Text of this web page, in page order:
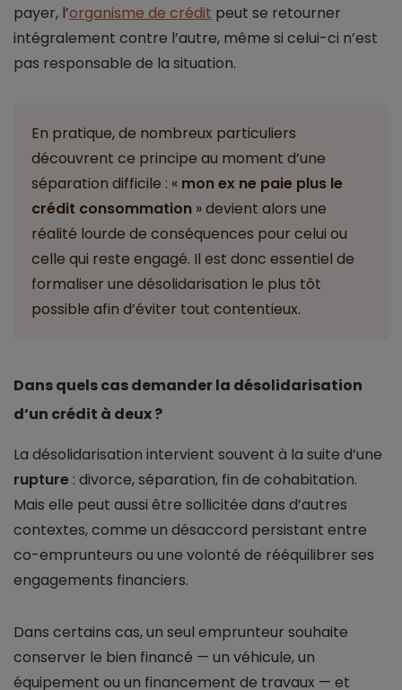
payer, l’organisme de crédit peut se retourner
intégralement contre l’autre, même si celui-ci n’est
pas responsable de la situation.
En pratique, de nombreux particuliers
découvrent ce principe au moment d’une
séparation difficile : « mon ex ne paie plus le
crédit consommation » devient alors une
réalité lourde de conséquences pour celui ou
celle qui reste engagé. Il est donc essentiel de
formaliser une désolidarisation le plus tôt
possible afin d’éviter tout contentieux.
Dans quels cas demander la désolidarisation
d’un crédit à deux ?
La désolidarisation intervient souvent à la suite d’une
rupture : divorce, séparation, fin de cohabitation.
Mais elle peut aussi être sollicitée dans d’autres
contextes, comme un désaccord persistant entre
co-emprunteurs ou une volonté de rééquilibrer ses
engagements financiers.
Dans certains cas, un seul emprunteur souhaite
conserver le bien financé — un véhicule, un
équipement ou un financement de travaux — et